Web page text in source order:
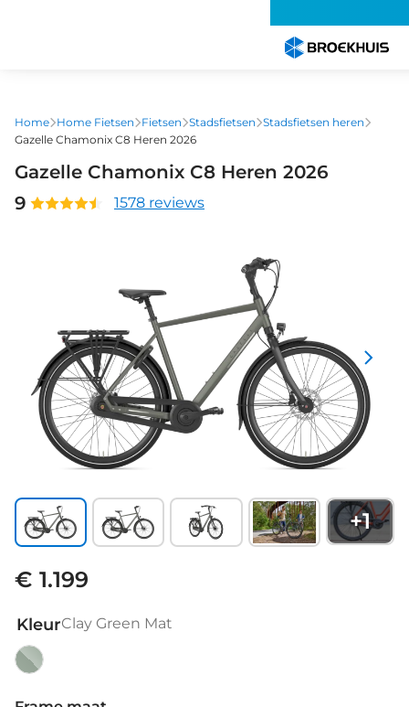
gaan
Home Home Fietsen Fietsen Stadsfietsen Stadsfietsen heren
Gazelle Chamonix C8 Heren 2026
Gazelle Chamonix C8 Heren 2026
9
1578 reviews
+1
€ 1.199
KleurClay Green Mat